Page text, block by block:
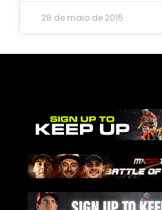
28 de maio de 2015